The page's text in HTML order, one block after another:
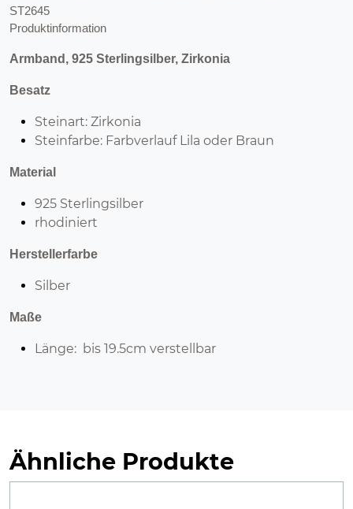
ST2645
Produktinformation
Armband, 925 Sterlingsilber, Zirkonia
Besatz
Steinart: Zirkonia
Steinfarbe: Farbverlauf Lila oder Braun
Material
925 Sterlingsilber
rhodiniert
Herstellerfarbe
Silber
Maße
Länge: bis 19.5cm verstellbar
Ähnliche Produkte